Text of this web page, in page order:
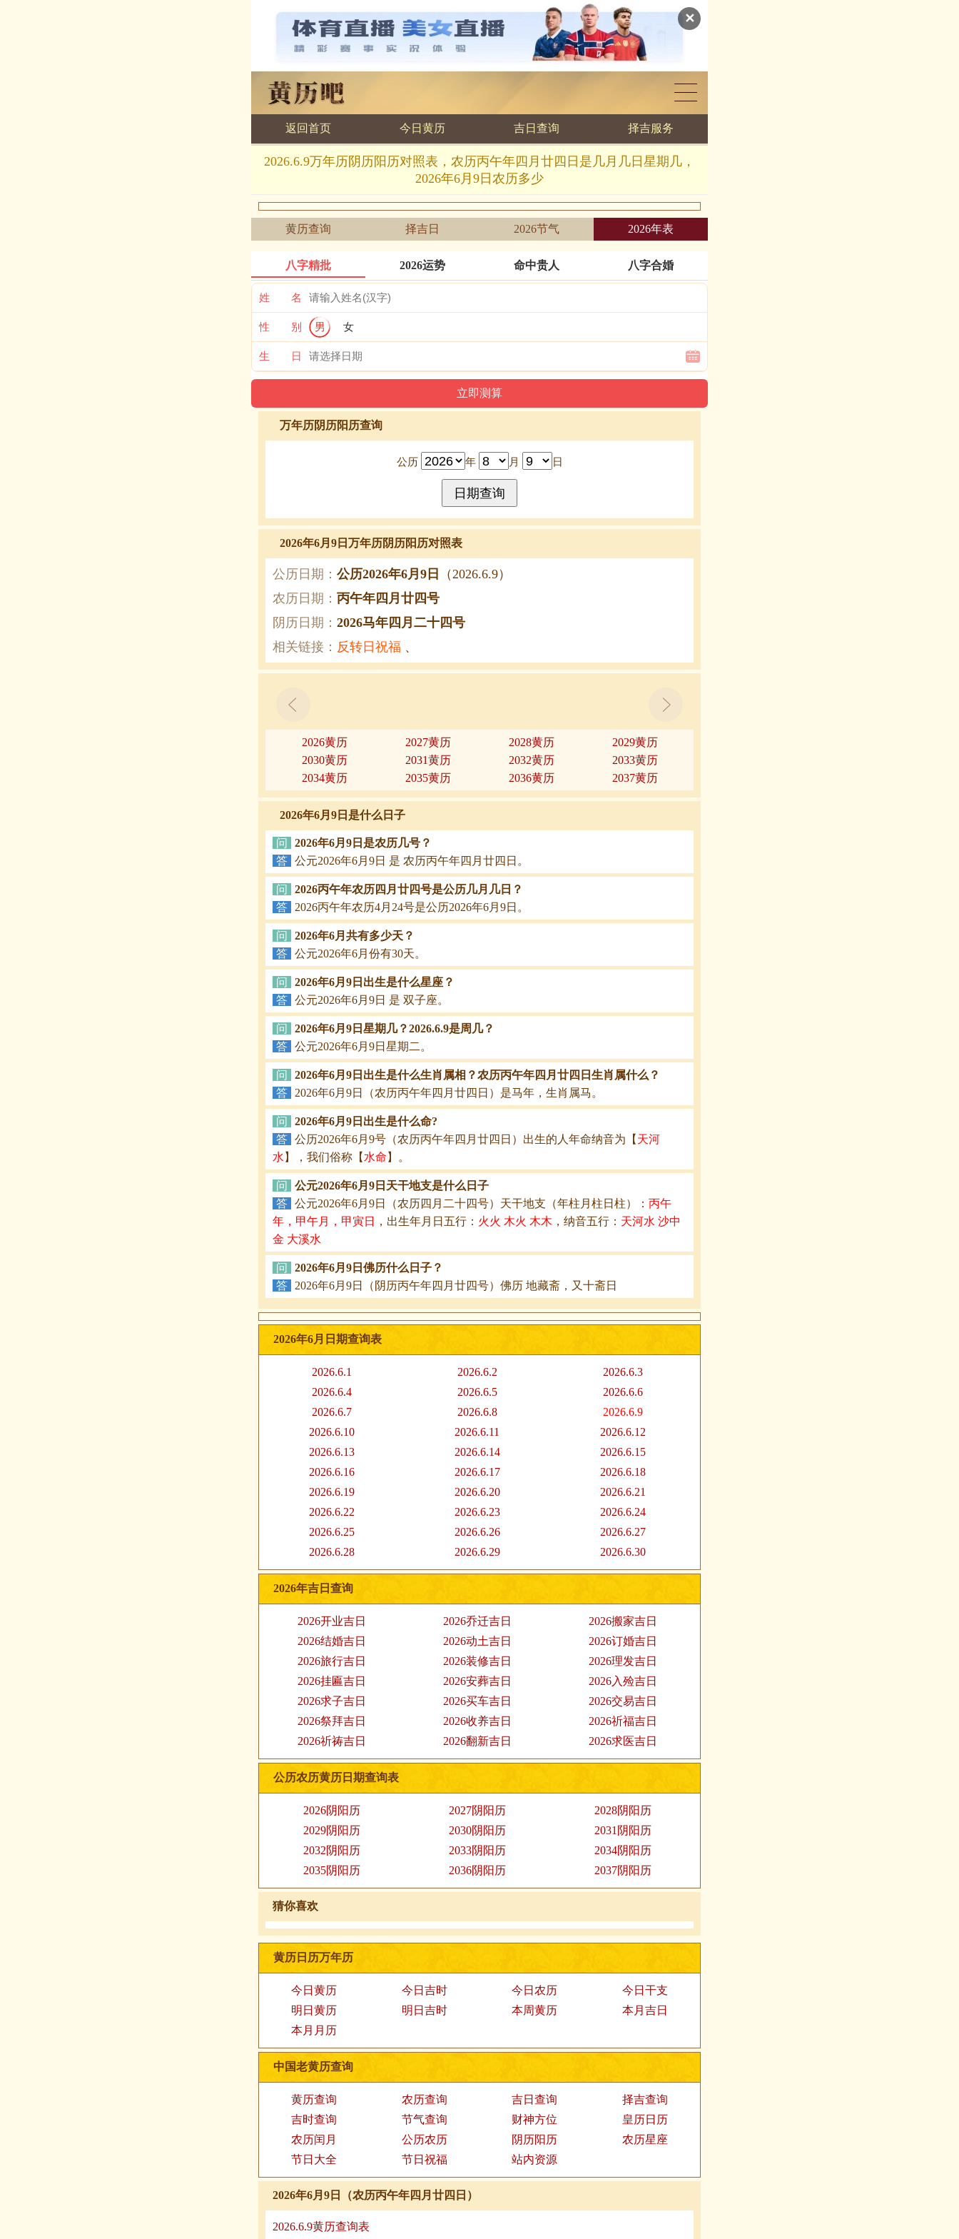
✕
黄历查询
返回首页 今日黄历 吉日查询 择吉服务
2026.6.9万年历阴历阳历对照表，农历丙午年四月廿四日是几月几日星期几，
2026年6月9日农历多少
黄历查询 择吉日 2026节气 2026年表
八字精批 2026运势 命中贵人 八字合婚
姓 名
性 别 男 女
生 日
万年历阴历阳历查询
公历 年 月 日
2026年6月9日万年历阴历阳历对照表
公历日期： 公历2026年6月9日
（2026.6.9）
农历日期： 丙午年四月廿四号
阴历日期： 2026马年四月二十四号
相关链接： 反转日祝福 、
2026黄历 2027黄历 2028黄历
2029黄历
2030黄历
2031黄历 2032黄历
2033黄历
2034黄历
2035黄历 2036黄历 2037黄历
2026年6月9日是什么日子
问
2026年6月9日是农历几号？
答 公元2026年6月9日 是 农历丙午年四月廿四日。
问
2026丙午年农历四月廿四号是公历几月几日？
答
2026丙午年农历4月24号是公历2026年6月9日。
问
2026年6月共有多少天？
答 公元2026年6月份有30天。
问
2026年6月9日出生是什么星座？
答 公元2026年6月9日 是 双子座。
问
2026年6月9日星期几？2026.6.9是周几？
答 公元2026年6月9日星期二。
问
2026年6月9日出生是什么生肖属相？农历丙午年四月廿四日生肖属什么？
答
2026年6月9日（农历丙午年四月廿四日）是马年，生肖属马。
问
2026年6月9日出生是什么命?
答 公历2026年6月9号（农历丙午年四月廿四日）出生的人年命纳音为【 天河
水 】，我们俗称【 水命 】。
问
公元2026年6月9日天干地支是什么日子
答 公元2026年6月9日（农历四月二十四号）天干地支（年柱月柱日柱）： 丙午
年，甲午月，甲寅日
，出生年月日五行： 火火 木火 木木 ，纳音五行： 天河水 沙中
金 大溪水
问
2026年6月9日佛历什么日子？
答
2026年6月9日（阴历丙午年四月廿四号）佛历 地藏斋，又十斋日
2026年6月日期查询表
2026.6.1 2026.6.2
2026.6.3
2026.6.4
2026.6.5
2026.6.6
2026.6.7
2026.6.8
2026.6.9
2026.6.10
2026.6.11
2026.6.12
2026.6.13
2026.6.14
2026.6.15
2026.6.16
2026.6.17
2026.6.18
2026.6.19
2026.6.20
2026.6.21
2026.6.22
2026.6.23
2026.6.24
2026.6.25
2026.6.26
2026.6.27
2026.6.28
2026.6.29 2026.6.30
2026年吉日查询
2026开业吉日 2026乔迁吉日
2026搬家吉日
2026结婚吉日
2026动土吉日
2026订婚吉日
2026旅行吉日
2026装修吉日
2026理发吉日
2026挂匾吉日
2026安葬吉日
2026入殓吉日
2026求子吉日
2026买车吉日
2026交易吉日
2026祭拜吉日
2026收养吉日
2026祈福吉日
2026祈祷吉日
2026翻新吉日 2026求医吉日
公历农历黄历日期查询表
2026阴阳历 2027阴阳历
2028阴阳历
2029阴阳历
2030阴阳历
2031阴阳历
2032阴阳历
2033阴阳历
2034阴阳历
2035阴阳历
2036阴阳历 2037阴阳历
猜你喜欢
黄历日历万年历
今日黄历 今日吉时 今日农历
今日干支
明日黄历
明日吉时 本周黄历
本月吉日
本月月历
中国老黄历查询
黄历查询 农历查询 吉日查询
择吉查询
吉时查询
节气查询 财神方位
皇历日历
农历闰月
公历农历 阴历阳历
农历星座
节日大全
节日祝福 站内资源
2026年6月9日（农历丙午年四月廿四日）
2026.6.9黄历查询表